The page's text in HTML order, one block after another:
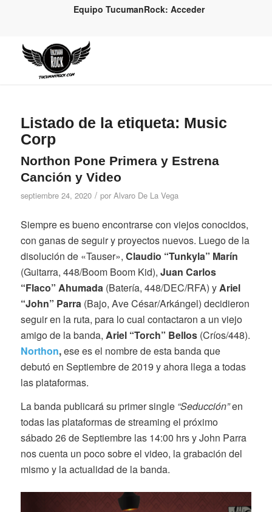
Equipo TucumanRock: Acceder
Listado de la etiqueta: Music
Corp
Northon Pone Primera y Estrena
Canción y Video
septiembre 24, 2020 / por Alvaro De La Vega
Siempre es bueno encontrarse con viejos conocidos,
con ganas de seguir y proyectos nuevos. Luego de la
disolución de «Tauser», Claudio “Tunkyla” Marín
(Guitarra, 448/Boom Boom Kid), Juan Carlos
“Flaco” Ahumada (Batería, 448/DEC/RFA) y Ariel
“John” Parra (Bajo, Ave César/Arkángel) decidieron
seguir en la ruta, para lo cual contactaron a un viejo
amigo de la banda, Ariel “Torch” Bellos(Críos/448).
Northon,ese es el nombre de esta banda que
debutó en Septiembre de 2019 y ahora llega a todas
las plataformas.
La banda publicará su primer single “Seducción”en
todas las plataformas de streaming el próximo
sábado 26 de Septiembre las 14:00 hrs y John Parra
nos cuenta un poco sobre el video, la grabación del
mismo y la actualidad de la banda.